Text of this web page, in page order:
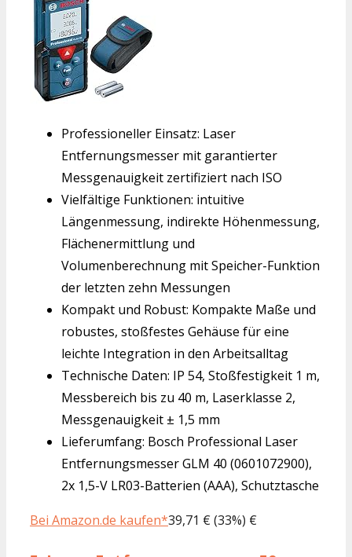
Professioneller Einsatz: Laser
Entfernungsmesser mit garantierter
Messgenauigkeit zertifiziert nach ISO
Vielfältige Funktionen: intuitive
Längenmessung, indirekte Höhenmessung,
Flächenermittlung und
Volumenberechnung mit Speicher-Funktion
der letzten zehn Messungen
Kompakt und Robust: Kompakte Maße und
robustes, stoßfestes Gehäuse für eine
leichte Integration in den Arbeitsalltag
Technische Daten: IP 54, Stoßfestigkeit 1 m,
Messbereich bis zu 40 m, Laserklasse 2,
Messgenauigkeit ± 1,5 mm
Lieferumfang: Bosch Professional Laser
Entfernungsmesser GLM 40 (0601072900),
2x 1,5-V LR03-Batterien (AAA), Schutztasche
Bei Amazon.de kaufen*39,71 € (33%) €